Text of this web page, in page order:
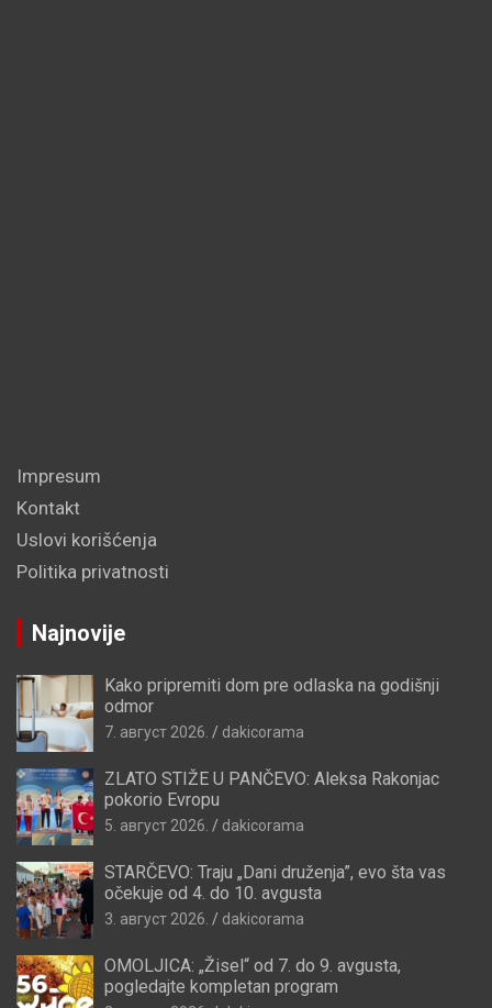
Impresum
Kontakt
Uslovi korišćenja
Politika privatnosti
Najnovije
Kako pripremiti dom pre odlaska na godišnji
odmor
7. август 2026. dakicorama
ZLATO STIŽE U PANČEVO: Aleksa Rakonjac
pokorio Evropu
5. август 2026. dakicorama
STARČEVO: Traju „Dani druženja”, evo šta vas
očekuje od 4. do 10. avgusta
3. август 2026. dakicorama
OMOLJICA: „Žisel“ od 7. do 9. avgusta,
pogledajte kompletan program